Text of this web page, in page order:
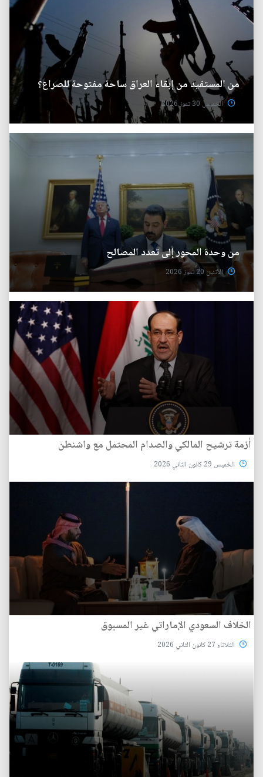
من المستفيد من إبقاء العراق ساحة مفتوحة للصراع؟
الخميس 30 تموز 2026
من وحدة المحور إلى تعدد المصالح
الأثنين 20 تموز 2026
أزمة ترشيح المالكي والصدام المحتمل مع واشنطن
الخميس 29 كانون الثاني 2026
الخلاف السعودي الإماراتي غير المسبوق
الثلاثاء 27 كانون الثاني 2026